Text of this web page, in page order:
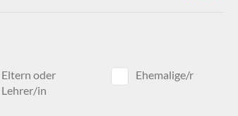
Eltern oder
Lehrer/in
Ehemalige/r